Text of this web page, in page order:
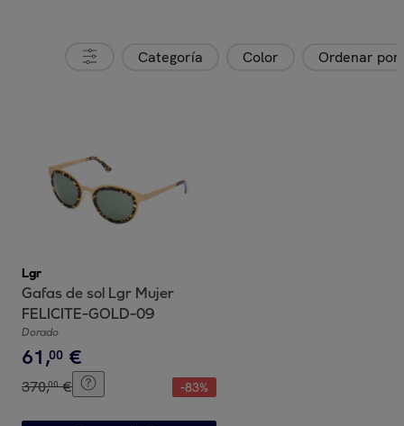
Categoría Color Ordenar por
Lgr
Gafas de sol Lgr Mujer
FELICITE-GOLD-09
Dorado
61,00 €
370,00 € -83%